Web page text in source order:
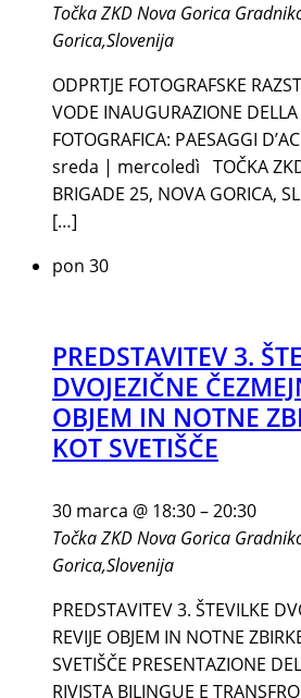
Točka ZKD Nova Gorica
Gorica,Slovenija
ODPRTJE FOTOGRAFSKE
VODE INAUGURAZIONE
FOTOGRAFICA: PAESAGGI
sreda | mercoledì TOČKA
BRIGADE 25, NOVA GORICA,
[…]
pon 30
PREDSTAVITEV 3.
DVOJEZIČNE
OBJEM IN NOTNE
KOT SVETIŠČE
30 marca @ 18:30–20:30
Točka ZKD Nova Gorica
Gorica,Slovenija
PREDSTAVITEV 3. ŠTEVILKE
REVIJE OBJEM IN NOTNE
SVETIŠČE PRESENTAZIONE
RIVISTA BILINGUE E